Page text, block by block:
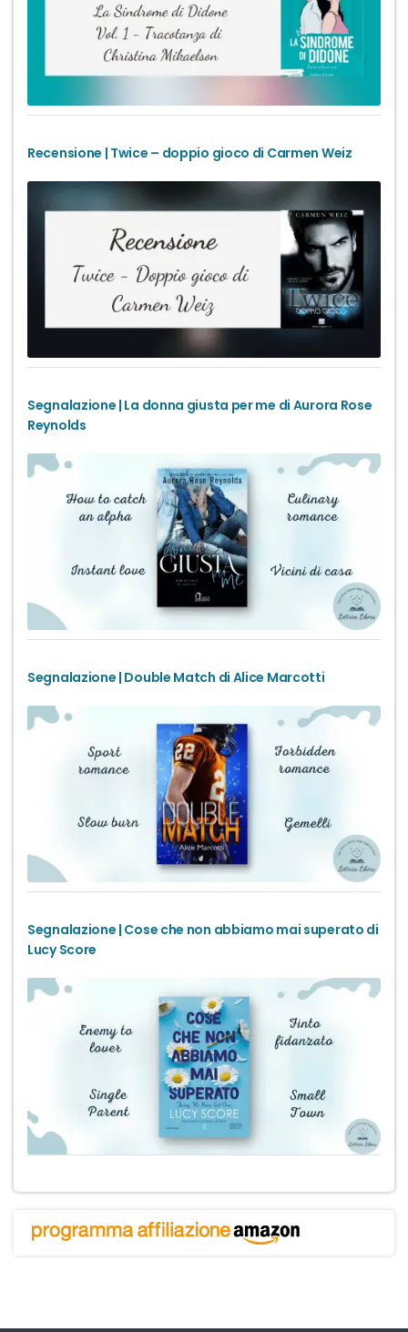
Recensione | Twice – doppio gioco di Carmen Weiz
Segnalazione | La donna giusta per me di Aurora Rose
Reynolds
Segnalazione | Double Match di Alice Marcotti
Segnalazione | Cose che non abbiamo mai superato di
Lucy Score